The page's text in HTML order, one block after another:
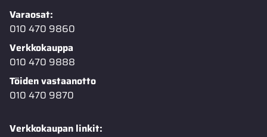
Varaosat:
010 470 9860
Verkkokauppa
010 470 9888
Töiden vastaanotto
010 470 9870
Verkkokaupan linkit: